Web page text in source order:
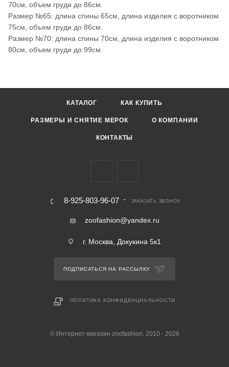
70см, объем груди до 86см.
Размер №65: длина спины 65см, длина изделия с воротником
75см, объем груди до 86см.
Размер №70: длина спины 70см, длина изделия с воротником
80см, объем груди до 99см.
КАТАЛОГ КАК КУПИТЬ
РАЗМЕРЫ И СНЯТИЕ МЕРОК О КОМПАНИИ
КОНТАКТЫ
8-925-803-96-07 ЗАКАЗАТЬ ЗВОНОК
zoofashion@yandex.ru
г. Москва, Докукина 5к1
ПОДПИСАТЬСЯ НА РАССЫЛКУ
ПОЛИТИКА КОНФИДЕНЦИАЛЬНОСТИ
© Интернет-магазин zoofashion, 2010 - 2026